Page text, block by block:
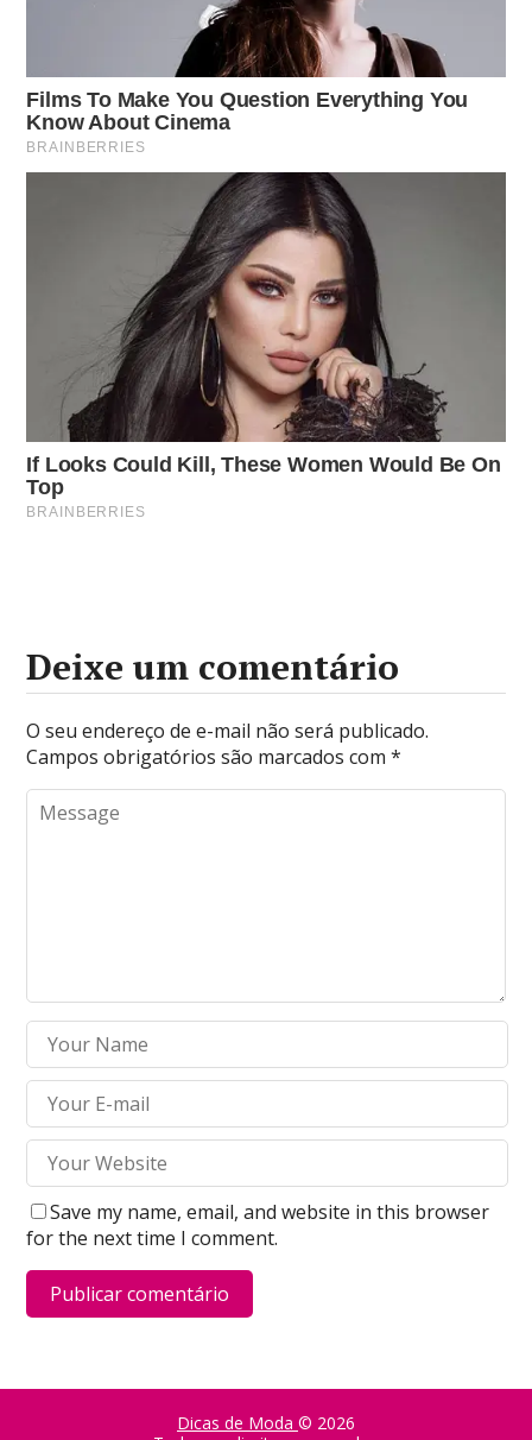
Deixe um comentário
O seu endereço de e-mail não será publicado.
Campos obrigatórios são marcados com*
Save my name, email, and website in this browser
for the next time I comment.
Dicas de Moda © 2026